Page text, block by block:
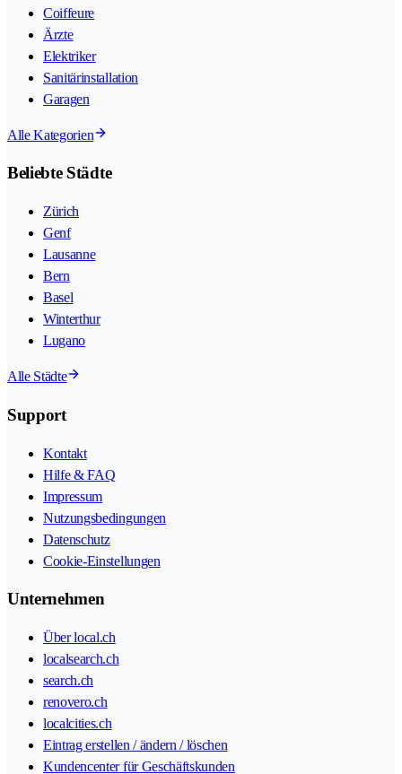
Coiffeure
Ärzte
Elektriker
Sanitärinstallation
Garagen
Alle Kategorien
Beliebte Städte
Zürich
Genf
Lausanne
Bern
Basel
Winterthur
Lugano
Alle Städte
Support
Kontakt
Hilfe & FAQ
Impressum
Nutzungsbedingungen
Datenschutz
Cookie-Einstellungen
Unternehmen
Über local.ch
localsearch.ch
search.ch
renovero.ch
localcities.ch
Eintrag erstellen / ändern / löschen
Kundencenter für Geschäftskunden